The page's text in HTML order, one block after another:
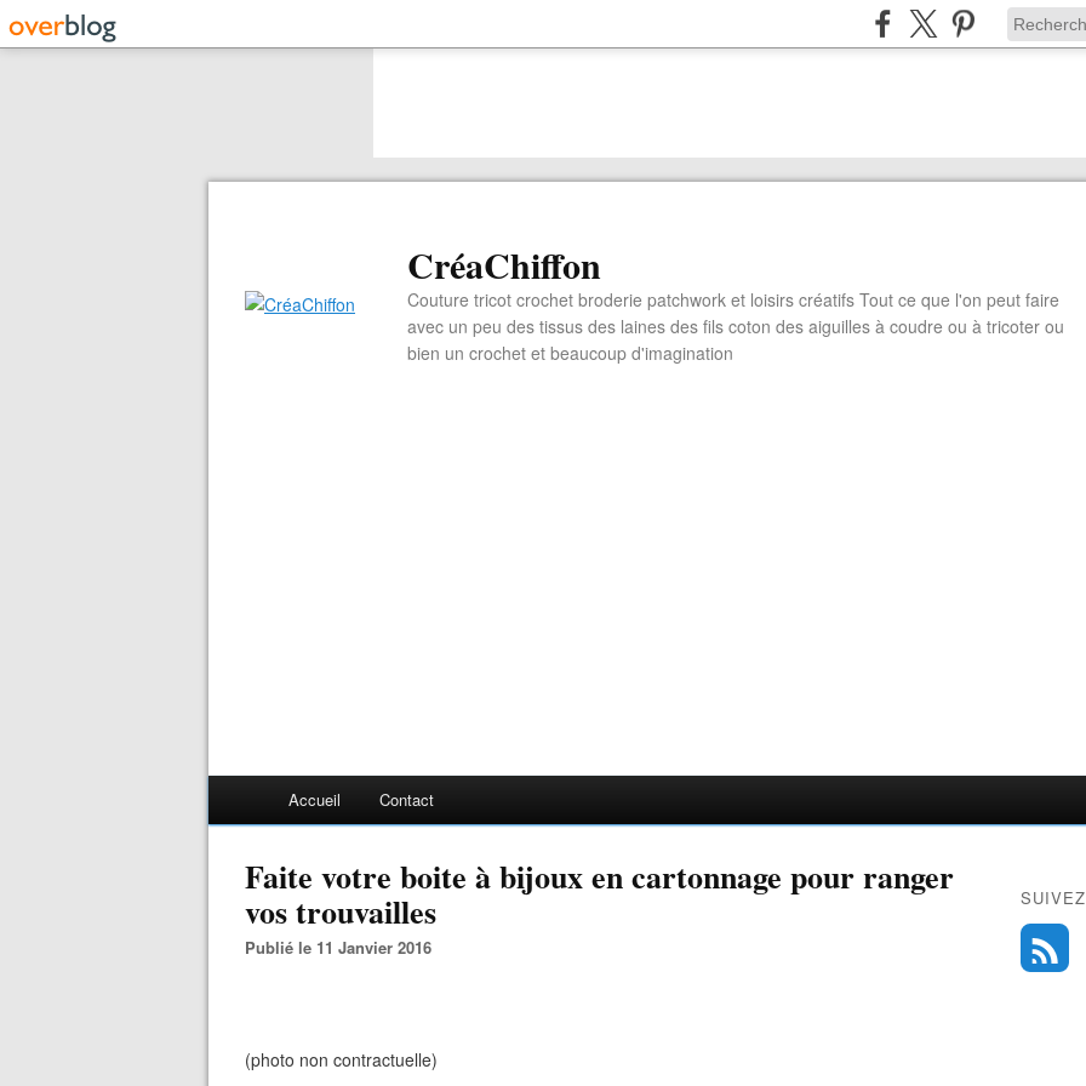
CréaChiffon
Couture tricot crochet broderie patchwork et loisirs créatifs Tout ce que l'on peut faire
avec un peu des tissus des laines des fils coton des aiguilles à coudre ou à tricoter ou
bien un crochet et beaucoup d'imagination
Accueil Contact
Faite votre boite à bijoux en cartonnage pour ranger
vos trouvailles
Publié le 11 Janvier 2016
(photo non contractuelle)